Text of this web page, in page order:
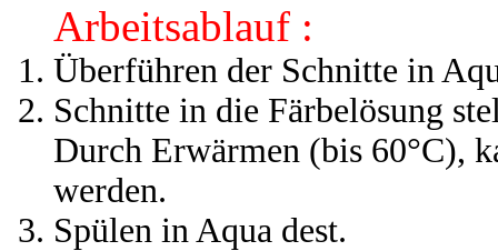
Arbeitsablauf :
Überführen der Schnitte in
Schnitte in die Färbelösung
Durch Erwärmen (bis 60°C),
werden.
Spülen in Aqua dest.